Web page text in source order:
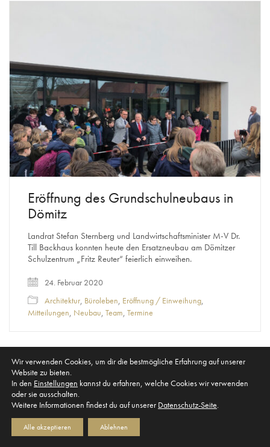
Eröffnung des Grundschulneubaus in
Dömitz
Landrat Stefan Sternberg und Landwirtschaftsminister M-V Dr.
Till Backhaus konnten heute den Ersatzneubau am Dömitzer
Schulzentrum „Fritz Reuter“ feierlich einweihen.
24. Februar 2020
Architektur, Büroleben, Eröffnung / Einweihung,
Mitteilungen, Neubau, Team, Termine
Mehr anzeigen
alle Blogeinträge
www.leifels-architekten.de © Copyright 2004 -
2026
All rights reserved. Made in Germany. MV tut
gut.
Impressum|Datenschutzerklärung
Wir verwenden Cookies, um dir die bestmögliche Erfahrung auf unserer
Website zu bieten.
In den Einstellungen kannst du erfahren, welche Cookies wir verwenden
oder sie ausschalten.
Weitere Informationen findest du auf unserer Datenschutz-Seite.
Alle akzeptieren Ablehnen